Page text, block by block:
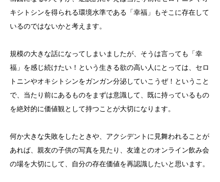
キシトシンを得られる環境水準である「幸福」もそこに存在して
いるのではないかと考えます。
規模の大きな話になってしまいましたが、そうは言っても「幸
福」を感じ続けたい！という生きる欲の高い人にとっては、セロ
トニンやオキシトシンをガンガン分泌していこうぜ！ということ
で、当たり前にあるものをまずは意識して、既に持っているもの
を絶対的に価値観として持つことが大切になります。
何か大きな失敗をしたときや、アクシデントに見舞われることが
あれば、親友の子供の写真を見たり、友達とのオンライン飲み会
の場を大切にして、自分の存在価値を再認識したいと思います。